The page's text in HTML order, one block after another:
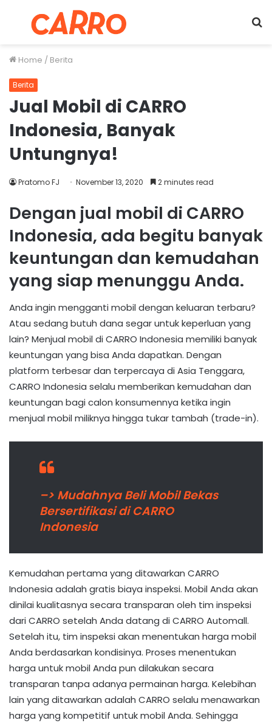
Menu
Home / Berita
Berita
Jual Mobil di CARRO
Indonesia, Banyak
Untungnya!
Pratomo FJ November 13, 2020 2 minutes read
Dengan jual mobil di CARRO
Indonesia, ada begitu banyak
keuntungan dan kemudahan
yang siap menunggu Anda.
Anda ingin mengganti mobil dengan keluaran terbaru?
Atau sedang butuh dana segar untuk keperluan yang
lain? Menjual mobil di CARRO Indonesia memiliki banyak
keuntungan yang bisa Anda dapatkan. Dengan
platform terbesar dan terpercaya di Asia Tenggara,
CARRO Indonesia selalu memberikan kemudahan dan
keuntungan bagi calon konsumennya ketika ingin
menjual mobil miliknya hingga tukar tambah (trade-in).
–> Mudahnya Beli Mobil Bekas
Bersertifikasi di CARRO
Indonesia
Kemudahan pertama yang ditawarkan CARRO
Indonesia adalah gratis biaya inspeksi. Mobil Anda akan
dinilai kualitasnya secara transparan oleh tim inspeksi
dari CARRO setelah Anda datang di CARRO Automall.
Setelah itu, tim inspeksi akan menentukan harga mobil
Anda berdasarkan kondisinya. Proses menentukan
harga untuk mobil Anda pun dilakukan secara
transparan tanpa adanya permainan harga. Kelebihan
lain yang ditawarkan adalah CARRO selalu menawarkan
harga yang kompetitif untuk mobil Anda. Sehingga